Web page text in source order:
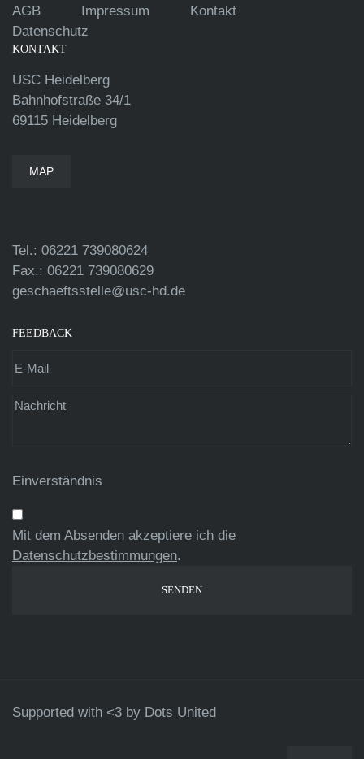
AGB Impressum
Kontakt
Datenschutz
KONTAKT
USC Heidelberg
Bahnhofstraße 34/1
69115 Heidelberg
MAP
Tel.: 06221 739080624
Fax.: 06221 739080629
geschaeftsstelle@usc-hd.de
FEEDBACK
Einverständnis
Mit dem Absenden akzeptiere ich die
Datenschutzbestimmungen.
Supported with <3 by Dots United